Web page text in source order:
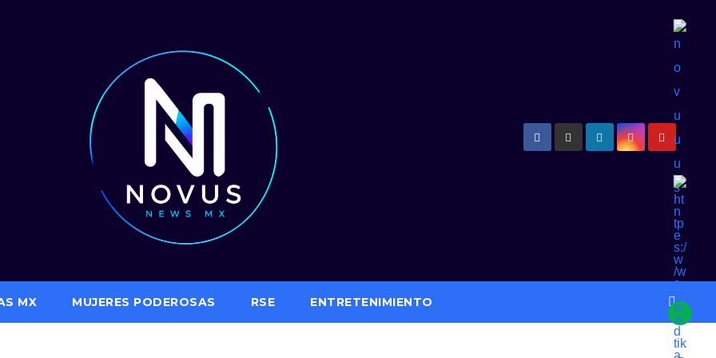
MX MUJERES PODEROSAS RSE ENTRETENIMIENTO